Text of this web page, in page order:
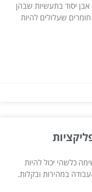
יסוד בתעשיות שבהן
שעלולים להיות
כלשהי יכול להיות
במהירות ובקלות.